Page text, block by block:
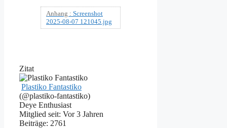
Anhang : Screenshot
2025-08-07 121045.jpg
Zitat
Plastiko Fantastiko
(@plastiko-fantastiko)
Deye Enthusiast
Mitglied seit: Vor 3 Jahren
Beiträge: 2761